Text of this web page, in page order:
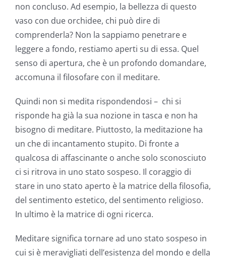
non concluso. Ad esempio, la bellezza di questo
vaso con due orchidee, chi può dire di
comprenderla? Non la sappiamo penetrare e
leggere a fondo, restiamo aperti su di essa. Quel
senso di apertura, che è un profondo domandare,
accomuna il filosofare con il meditare.
Quindi non si medita rispondendosi – chi si
risponde ha già la sua nozione in tasca e non ha
bisogno di meditare. Piuttosto, la meditazione ha
un che di incantamento stupito. Di fronte a
qualcosa di affascinante o anche solo sconosciuto
ci si ritrova in uno stato sospeso. Il coraggio di
stare in uno stato aperto è la matrice della filosofia,
del sentimento estetico, del sentimento religioso.
In ultimo è la matrice di ogni ricerca.
Meditare significa tornare ad uno stato sospeso in
cui si è meravigliati dell’esistenza del mondo e della